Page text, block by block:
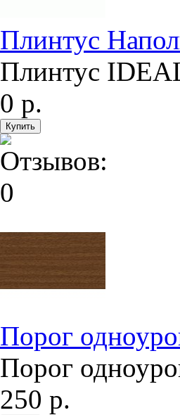
Плинтус
Плинтус
0 р.
Порог
Порог
250 р.